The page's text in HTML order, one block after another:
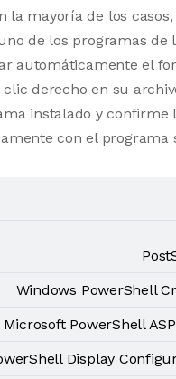
la mayoría de los
de los programas de
automáticamente el
derecho en su
instalado y confirme
con el programa
Windows PowerShell
Microsoft PowerShell
Display